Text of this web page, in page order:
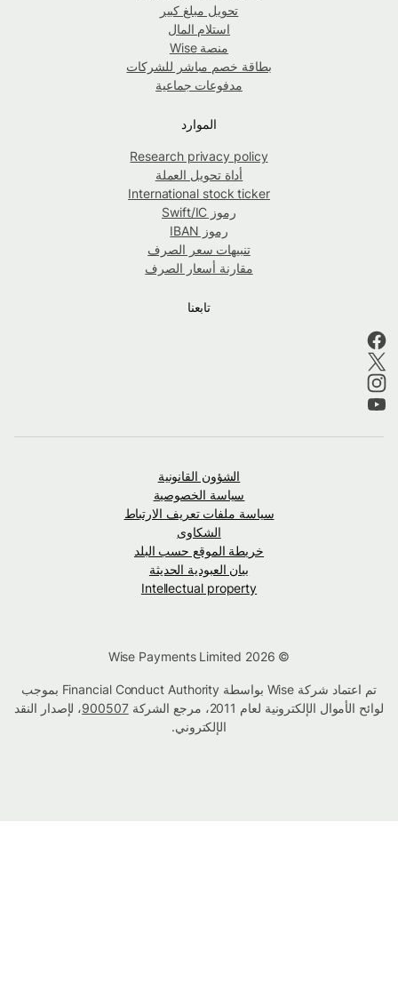
تحويل مبلغ كبير
استلام المال
منصة Wise
بطاقة خصم مباشر للشركات
مدفوعات جماعية
الموارد
Research privacy policy
أداة تحويل العملة
International stock ticker
رموز Swift/IC
رموز IBAN
تنبيهات سعر الصرف
مقارنة أسعار الصرف
تابعنا
الشؤون القانونية
سياسة الخصوصية
سياسة ملفات تعريف الارتباط
الشكاوى
خريطة الموقع حسب البلد
بيان العبودية الحديثة
Intellectual property
تم اعتماد شركة Wise بواسطة Financial Conduct Authority بموجب
لوائح الأموال الإلكترونية لعام 2011، مرجع الشركة
900507، لإصدار النقد
الإلكتروني.